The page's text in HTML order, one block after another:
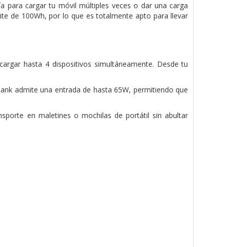
para cargar tu móvil múltiples veces o dar una carga
de 100Wh, por lo que es totalmente apto para llevar
hasta 4 dispositivos simultáneamente. Desde tu
admite una entrada de hasta 65W, permitiendo que
en maletines o mochilas de portátil sin abultar